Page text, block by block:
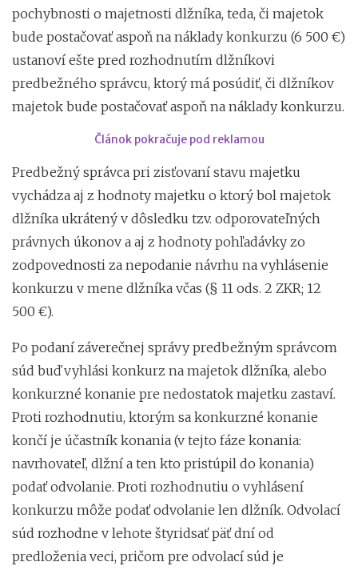
pochybnosti o majetnosti dlžníka, teda, či majetok
bude postačovať aspoň na náklady konkurzu (6 500 €)
ustanoví ešte pred rozhodnutím dlžníkovi
predbežného správcu, ktorý má posúdiť, či dlžníkov
majetok bude postačovať aspoň na náklady konkurzu.
Článok pokračuje pod reklamou
Predbežný správca pri zisťovaní stavu majetku
vychádza aj z hodnoty majetku o ktorý bol majetok
dlžníka ukrátený v dôsledku tzv. odporovateľných
právnych úkonov a aj z hodnoty pohľadávky zo
zodpovednosti za nepodanie návrhu na vyhlásenie
konkurzu v mene dlžníka včas (§ 11 ods. 2 ZKR; 12
500 €).
Po podaní záverečnej správy predbežným správcom
súd buď vyhlási konkurz na majetok dlžníka, alebo
konkurzné konanie pre nedostatok majetku zastaví.
Proti rozhodnutiu, ktorým sa konkurzné konanie
končí je účastník konania (v tejto fáze konania:
navrhovateľ, dlžní a ten kto pristúpil do konania)
podať odvolanie. Proti rozhodnutiu o vyhlásení
konkurzu môže podať odvolanie len dlžník. Odvolací
súd rozhodne v lehote štyridsať päť dní od
predloženia veci, pričom pre odvolací súd je